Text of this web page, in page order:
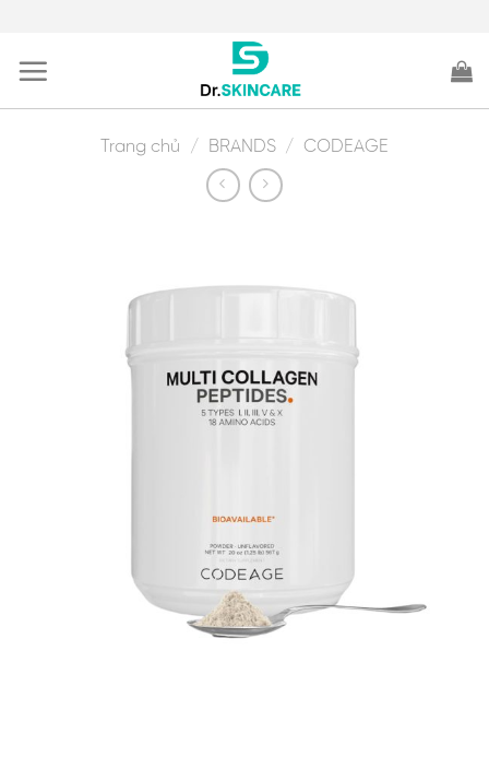
content
Trang chủ / BRANDS / CODEAGE